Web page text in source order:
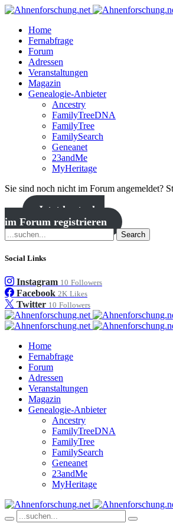
Home
Fernabfrage
Forum
Adressen
Veranstaltungen
Magazin
Genealogie-Anbieter
Ancestry
FamilyTreeDNA
FamilyTree
FamilySearch
Geneanet
23andMe
MyHeritage
Sie sind noch nicht im Forum angemeldet?
Jetzt kostenlos
im Forum registrieren
Search
Social Links
Instagram 10 Followers
Facebook 2K Likes
Twitter 10 Followers
Home
Fernabfrage
Forum
Adressen
Veranstaltungen
Magazin
Genealogie-Anbieter
Ancestry
FamilyTreeDNA
FamilyTree
FamilySearch
Geneanet
23andMe
MyHeritage